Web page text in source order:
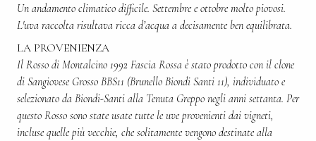
Un andamento climatico difficile. Settembre e ottobre molto piovosi.
L'uva raccolta risultava ricca d’acqua a decisamente ben equilibrata.
LA PROVENIENZA
Il Rosso di Montalcino 1992 Fascia Rossa è stato prodotto con il clone
di Sangiovese Grosso BBS11 (Brunello Biondi Santi 11), individuato e
selezionato da Biondi-Santi alla Tenuta Greppo negli anni settanta. Per
questo Rosso sono state usate tutte le uve provenienti dai vigneti,
incluse quelle più vecchie, che solitamente vengono destinate alla